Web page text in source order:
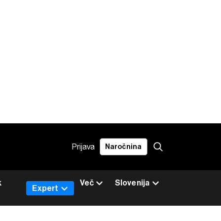
Prijava Naročnina
Slovenija
Expert
Več